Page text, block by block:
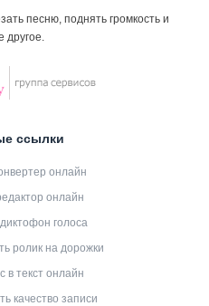
песню, поднять громкость и
другое.
ссылки
онлайн
онлайн
голоса
ролик на дорожки
в текст онлайн
качество записи